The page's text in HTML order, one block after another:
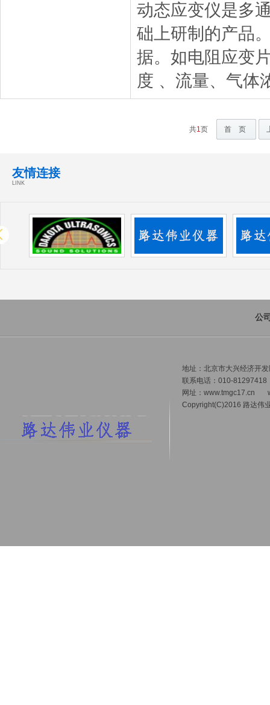
动态应变仪是多
础上研制的产品
据。如电阻应变
度 、流量、气体
共1页 首 页
友情连接
LINK
公
地址：北京市大兴经济开
联系电话：010-
网址： www.tmgc17.cn
Copyright(C)2016 路达伟